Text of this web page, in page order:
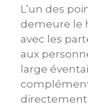
L’un des
demeure le
avec les
aux
large
directement